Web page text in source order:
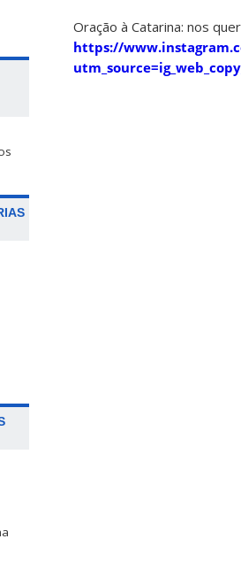
Oração à Catarina: nos
https://